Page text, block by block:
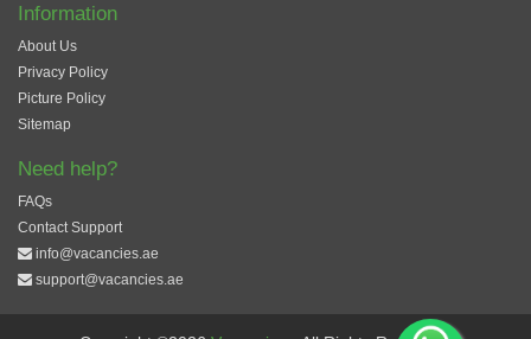
Information
About Us
Privacy Policy
Picture Policy
Sitemap
Need help?
FAQs
Contact Support
info@vacancies.ae
support@vacancies.ae